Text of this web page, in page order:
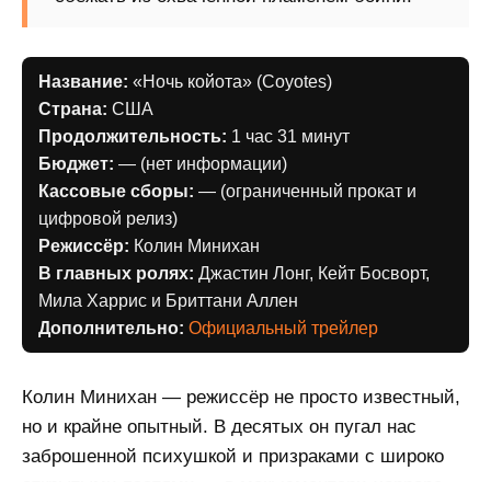
Название: «Ночь койота» (Coyotes)
Страна: США
Продолжительность: 1 час 31 минут
Бюджет: — (нет информации)
Кассовые сборы: — (ограниченный прокат и
цифровой релиз)
Режиссёр: Колин Минихан
В главных ролях: Джастин Лонг, Кейт Босворт,
Мила Харрис и Бриттани Аллен
Дополнительно: Официальный трейлер
Колин Минихан — режиссёр не просто известный,
но и крайне опытный. В десятых он пугал нас
заброшенной психушкой и призраками с широко